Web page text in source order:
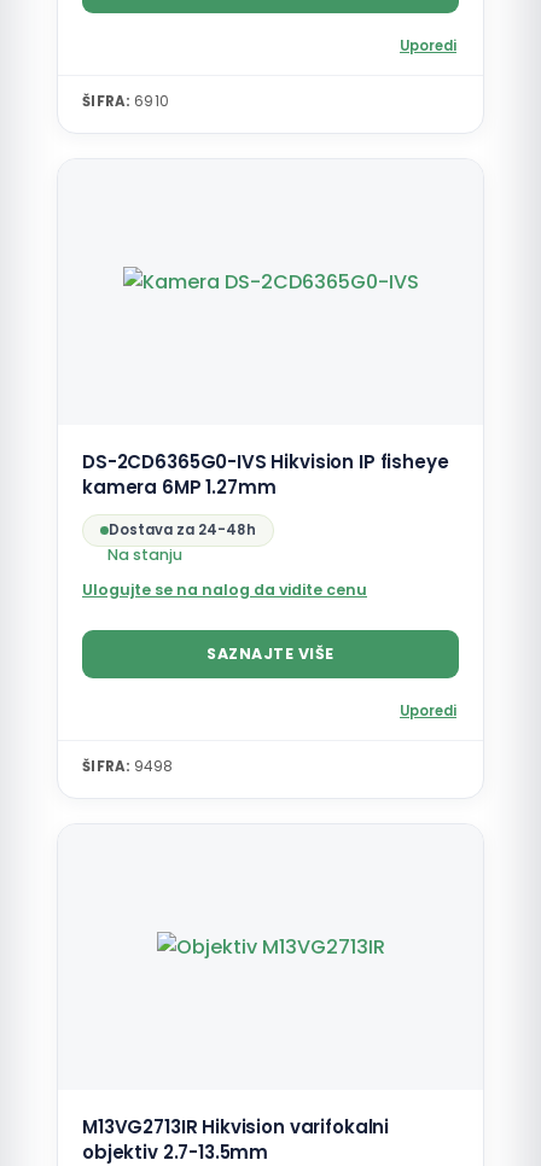
Uporedi
ŠIFRA: 6910
DS-2CD6365G0-IVS Hikvision IP fisheye
kamera 6MP 1.27mm
Dostava za 24-48h
Na stanju
Ulogujte se na nalog da vidite cenu
SAZNAJTE VIŠE
Uporedi
ŠIFRA: 9498
M13VG2713IR Hikvision varifokalni
objektiv 2.7-13.5mm